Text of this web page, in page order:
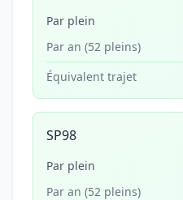
Par plein
Par an (52 pleins)
Équivalent trajet
SP98
Par plein
Par an (52 pleins)